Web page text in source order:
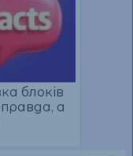
блоків
а